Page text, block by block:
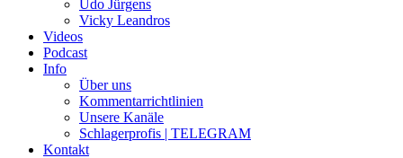
Udo Jürgens
Vicky Leandros
Videos
Podcast
Info
Über uns
Kommentarrichtlinien
Unsere Kanäle
Schlagerprofis | TELEGRAM
Kontakt